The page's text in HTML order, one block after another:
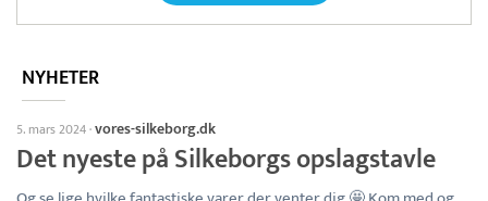
NYHETER
5. mars 2024·vores-silkeborg.dk
Det nyeste på Silkeborgs opslagstavle